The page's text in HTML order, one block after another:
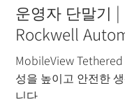
운영자 단말기
Rockwell
MobileView
성을 높이고 안전한
니다.